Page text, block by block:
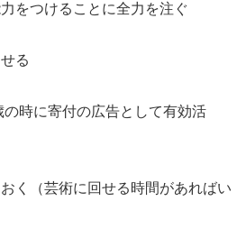
をつけることに全力を注ぐ
る
の時に寄付の広告として有効活
く（芸術に回せる時間があればい